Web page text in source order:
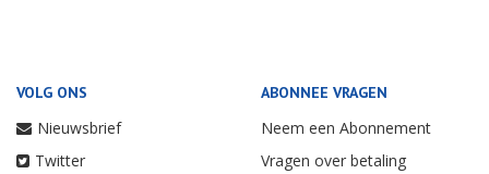
VOLG ONS
Nieuwsbrief
Twitter
ABONNEE VRAGEN
Neem een Abonnement
Vragen over betaling